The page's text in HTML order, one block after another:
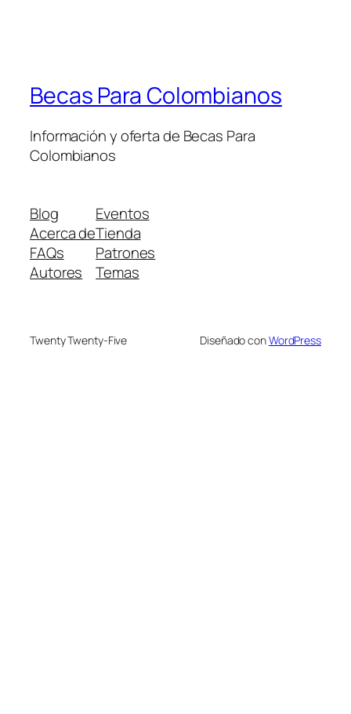
Becas Para Colombianos
Información y oferta de Becas Para
Colombianos
Blog
Acerca de
FAQs
Autores
Eventos
Tienda
Patrones
Temas
Twenty Twenty-Five Diseñado conWordPress